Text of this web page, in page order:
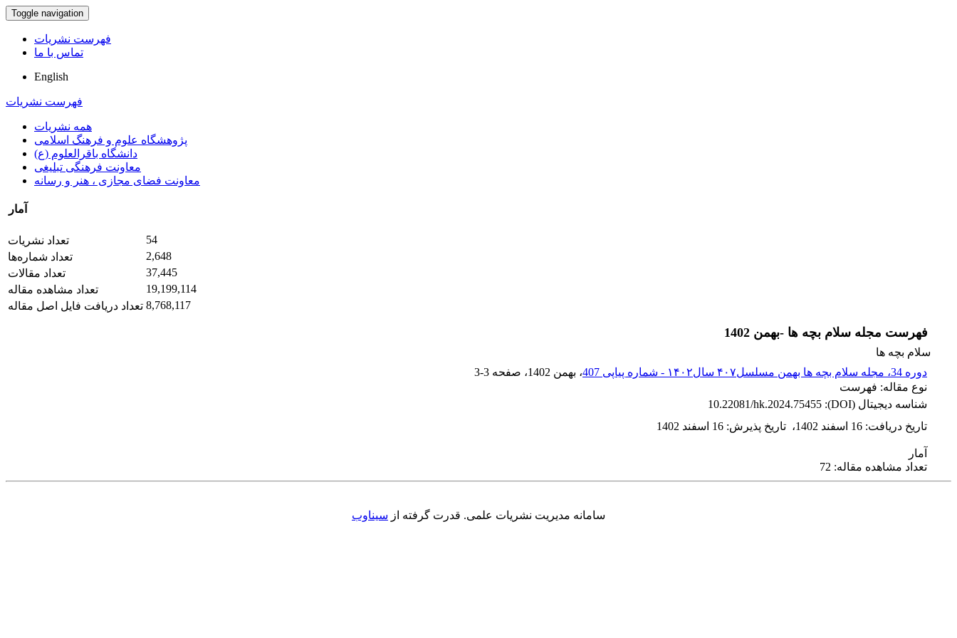
Toggle navigation
فهرست نشریات
تماس با ما
English
فهرست نشریات
همه نشریات
پژوهشگاه علوم و فرهنگ اسلامی
دانشگاه باقرالعلوم (ع)
معاونت فرهنگی تبلیغی
معاونت فضای مجازی ، هنر و رسانه
آمار
تعداد نشریات
54
تعداد شماره‌ها
2,648
تعداد مقالات
37,445
تعداد مشاهده مقاله
19,199,114
تعداد دریافت فایل اصل مقاله 8,768,117
فهرست مجله سلام بچه ها -بهمن 1402
سلام بچه ها
دوره 34، مجله سلام بچه ها بهمن مسلسل۴۰۷ سال۱۴۰۲ - شماره پیاپی 407
، بهمن 1402 ، صفحه 3-3
نوع مقاله: فهرست
شناسه دیجیتال (DOI):
10.22081/hk.2024.75455
تاریخ دریافت: 16 اسفند 1402 ، تاریخ پذیرش: 16 اسفند 1402
آمار
تعداد مشاهده مقاله: 72
سامانه مدیریت نشریات علمی. قدرت گرفته از سیناوب